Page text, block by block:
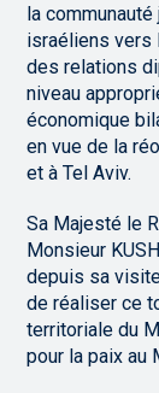
la
israéliens vers
des relations
niveau
économique
en vue de la
et à Tel Aviv.
Sa Majesté le
Monsieur
depuis sa
de réaliser ce
territoriale du
pour la paix au